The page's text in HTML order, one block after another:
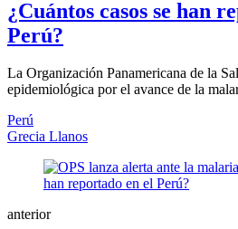
¿Cuántos casos se han
Perú?
La Organización Panamericana de la
epidemiológica por el avance de la
Perú
Grecia Llanos
anterior